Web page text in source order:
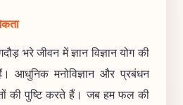
भरे जीवन में ज्ञान विज्ञान योग की
आधुनिक मनोविज्ञान और प्रबंधन
की पुष्टि करते हैं। जब हम फल की